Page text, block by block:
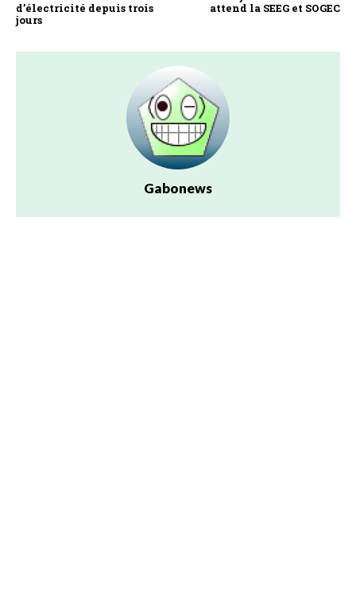
d’électricité depuis trois
jours
attend la SEEG et SOGEC
Gabonews